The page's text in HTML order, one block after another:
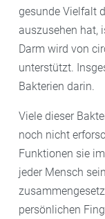
gesunde Vielfalt
auszusehen hat,
Darm wird von
unterstützt.
Bakterien darin.
Viele dieser
noch nicht
Funktionen sie
jeder Mensch
persönlichen